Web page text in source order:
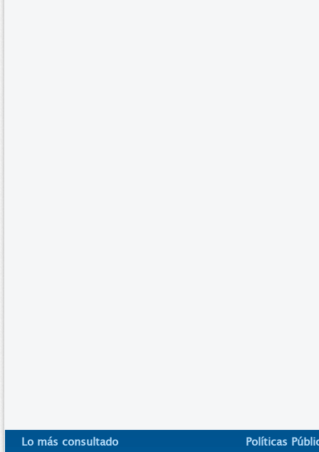
Lo más consultado Políticas